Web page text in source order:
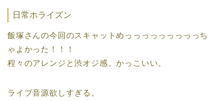
日常ホライズン
飯塚さんの今回のスキャットめっっっっっっっっっち
ゃよかった！！！
程々のアレンジと渋オジ感。かっこいい。
ライブ音源欲しすぎる。